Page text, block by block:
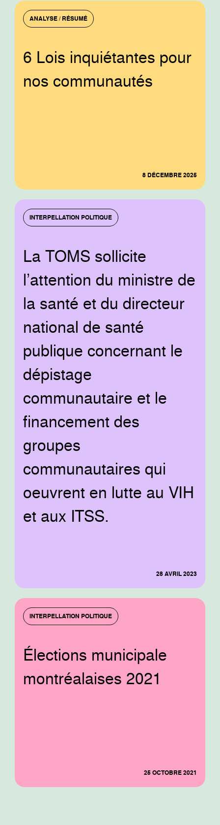
ANALYSE / RÉSUMÉ
6 Lois inquiétantes pour
nos communautés
8 DÉCEMBRE 2025
INTERPELLATION POLITIQUE
La TOMS sollicite
l’attention du ministre de
la santé et du directeur
national de santé
publique concernant le
dépistage
communautaire et le
financement des
groupes
communautaires qui
oeuvrent en lutte au VIH
et aux ITSS.
28 AVRIL 2023
INTERPELLATION POLITIQUE
Élections municipale
montréalaises 2021
25 OCTOBRE 2021